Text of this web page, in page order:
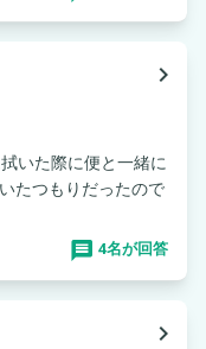
navigate_next
いた際に便と一緒に
たつもりだったので
4名が回答
navigate_next